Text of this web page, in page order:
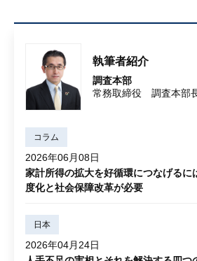
執筆者紹介
調査本部
常務取締役 調査本部
コラム
2026年06月08日
家計所得の拡大を好循環につなげるに
度化と社会保障改革が必要
日本
2026年04月24日